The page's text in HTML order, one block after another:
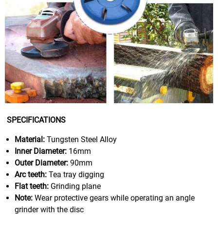
SPECIFICATIONS
Material: Tungsten Steel Alloy
Inner Diameter: 16mm
Outer Diameter: 90mm
Arc teeth: Tea tray digging
Flat teeth: Grinding plane
Note: Wear protective gears while operating an angle
grinder with the disc